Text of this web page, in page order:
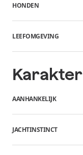
HONDEN
LEEFOMGEVING
Karakter
AANHANKELIJK
JACHTINSTINCT